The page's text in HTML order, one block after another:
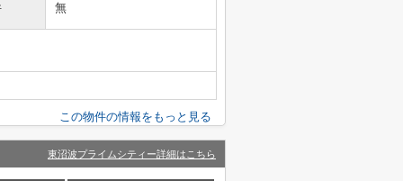
無
この物件の情報をもっと見る
東沼波プライムシティー詳細はこちら